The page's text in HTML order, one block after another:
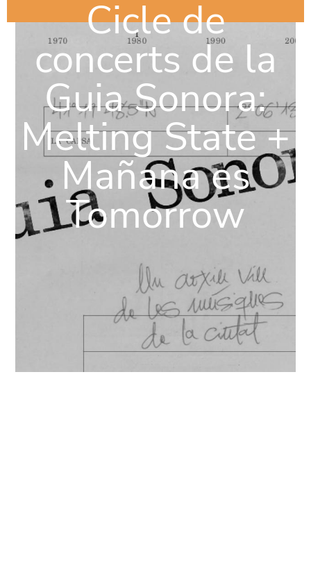
Cicle de
concerts de la
Guia Sonora:
Melting State +
Mañana es
Tomorrow